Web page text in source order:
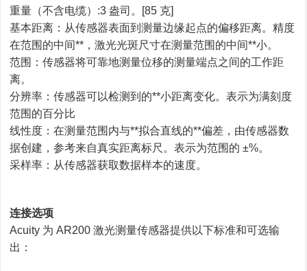
重量（不含电缆）:3 盎司。[85 克]
基本距离：从传感器表面到测量边缘起点的偏移距离。精度
在范围的中间**，激光光斑尺寸在测量范围的中间**小。
范围：传感器将可靠地测量位移的测量端点之间的工作距
离。
分辨率：传感器可以检测到的**小距离变化。表示为满刻度
范围的百分比
线性度：在测量范围内与**拟合直线的**偏差，由传感器数
据创建，参考来自真实距离标尺。表示为范围的 ±%。
采样率：从传感器获取数据样本的速度。
连接选项
Acuity 为 AR200 激光测量传感器提供以下标准和可选输
出：